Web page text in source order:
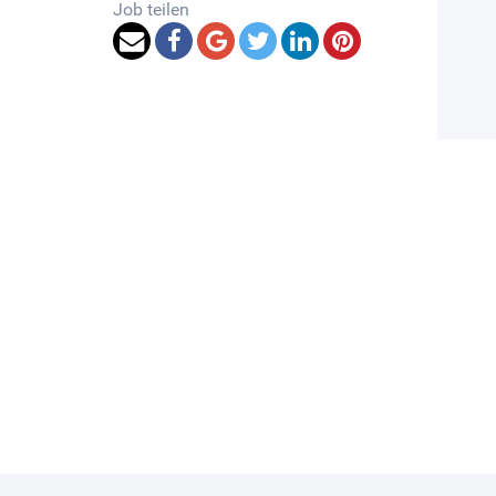
Job teilen